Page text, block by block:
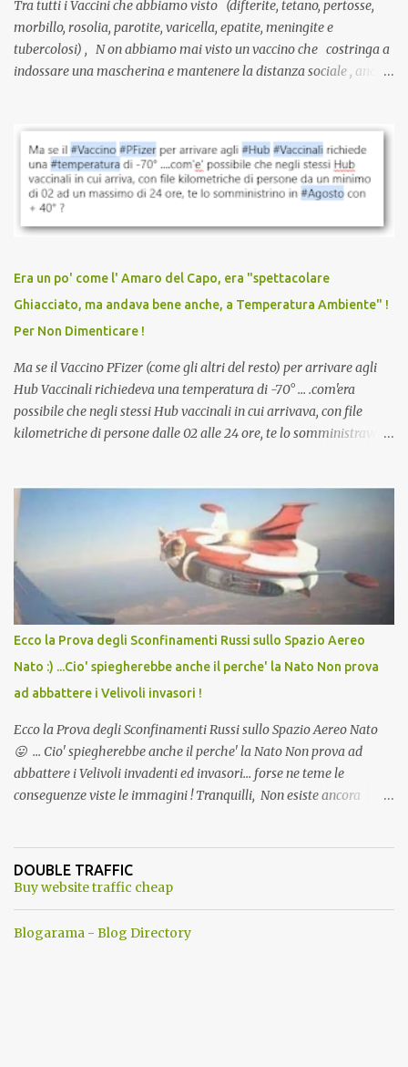
Tra tutti i Vaccini che abbiamo visto (difterite, tetano, pertosse,
morbillo, rosolia, parotite, varicella, epatite, meningite e
tubercolosi) , N on abbiamo mai visto un vaccino che costringa a
indossare una mascherina e mantenere la distanza sociale , anche
vaccinazione. Non avevamo mai sentito parlare di ricompense,
sconti, incentivi per vaccinarsi. Non avevamo mai visto
discriminazioni per coloro che non l’hanno fatto. Se non sei stato
vaccinato, nessuno aveva prima cercato di farti sentire una
persona cattiva. Non avevamo mai visto un vaccino che minacci le
vaccino usato per minacciare i mezzi di sussistenza, il lavoro o la
scuola. Non avevamo mai visto un vaccino che permettesse a un
dodicenne di ignorare il consenso dei genitori. Dopo tutti i vaccini
che abbiamo elencato sopra...
Era un po' come l' Amaro del Capo, era "spettacolare
Ghiacciato, ma andava bene anche, a Temperatura Ambiente" !
Per Non Dimenticare !
Ma se il Vaccino PFizer (come gli altri del resto) per arrivare agli
Hub Vaccinali richiedeva una temperatura di -70° ... .com'era
possibile che negli stessi Hub vaccinali in cui arrivava, con file
kilometriche di persone dalle 02 alle 24 ore, te lo somministravano
Vaccino come: l' Amaro del Capo, era "spettacolare Ghiacciato, ma
andava bene anche, a Temperatura Ambiente"! Riproponiamo
l'articolo per NON Dimenticare!
Ecco la Prova degli Sconfinamenti Russi sullo Spazio Aereo
Nato :) ...Cio' spiegherebbe anche il perche' la Nato Non prova
ad abbattere i Velivoli invasori !
Ecco la Prova degli Sconfinamenti Russi sullo Spazio Aereo Nato
😛 ... Cio' spiegherebbe anche il perche' la Nato Non prova ad
abbattere i Velivoli invadenti ed invasori... forse ne teme le
conseguenze viste le immagini ! Tranquilli, Non esiste ancora
ancora una fantasia Nato o forse una "False Flag", per provocare
una guerra mondiale che difficilmente da menti sane, potrebbe
DOUBLE TRAFFIC
Buy website traffic cheap
Blogarama - Blog Directory